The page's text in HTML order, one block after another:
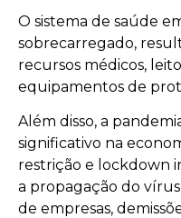
O sistema de saúde
sobrecarregado,
recursos médicos,
equipamentos de
Além disso, a
significativo na
restrição e lockdown
a propagação do
de empresas,